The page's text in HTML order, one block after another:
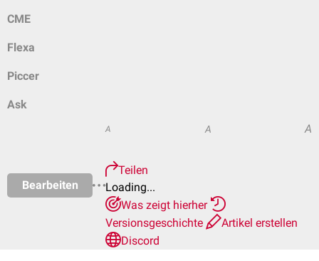
CME
Flexa
Piccer
Ask
Bearbeiten
A A A
Teilen
Loading...
Was zeigt hierher
Versionsgeschichte
Artikel erstellen
Discord